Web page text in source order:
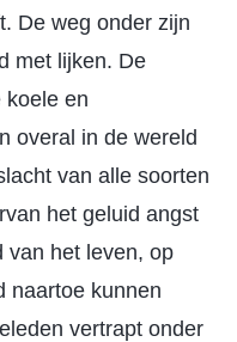
De weg onder zijn
met lijken. De
koele en
overal in de wereld
van alle soorten
het geluid angst
van het leven, op
naartoe kunnen
vertrapt onder